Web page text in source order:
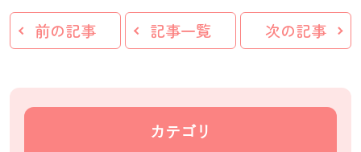
前の記事 記事一覧 次の記事
カテゴリ